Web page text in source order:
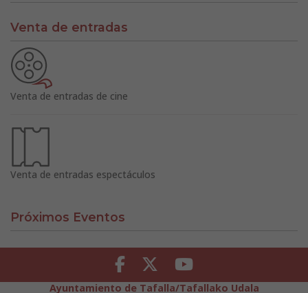
Venta de entradas
Venta de entradas de cine
Venta de entradas espectáculos
Próximos Eventos
Facebook Twitter Youtube
Ayuntamiento de Tafalla/Tafallako Udala